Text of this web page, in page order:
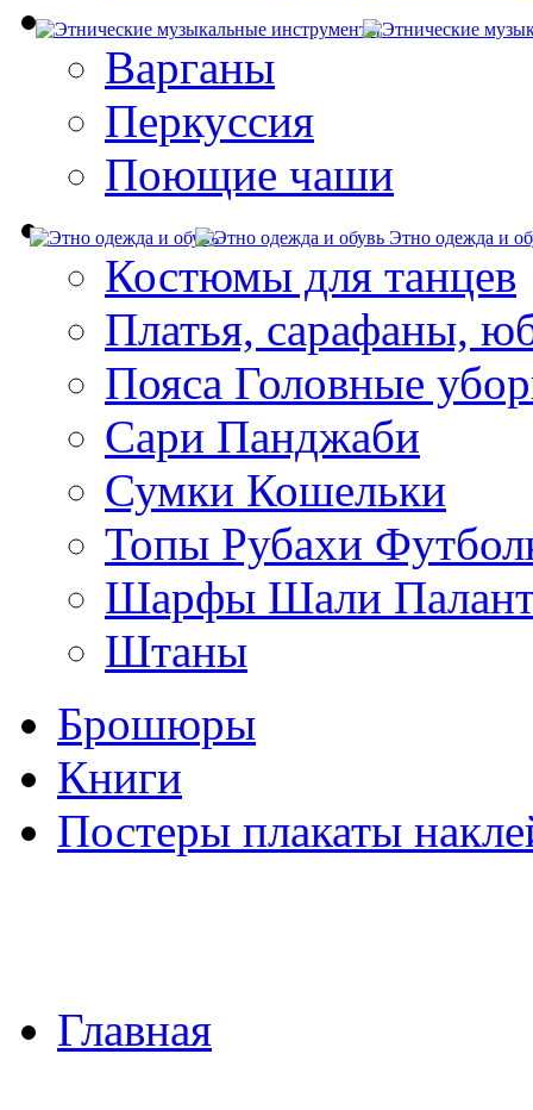
Варганы
Перкуссия
Поющие чаши
Этно одежда и
Костюмы для танцев
Платья, сарафаны,
Пояса Головные
Сари Панджаби
Сумки Кошельки
Топы Рубахи
Шарфы Шали
Штаны
Брошюры
Книги
Постеры плакаты
Главная